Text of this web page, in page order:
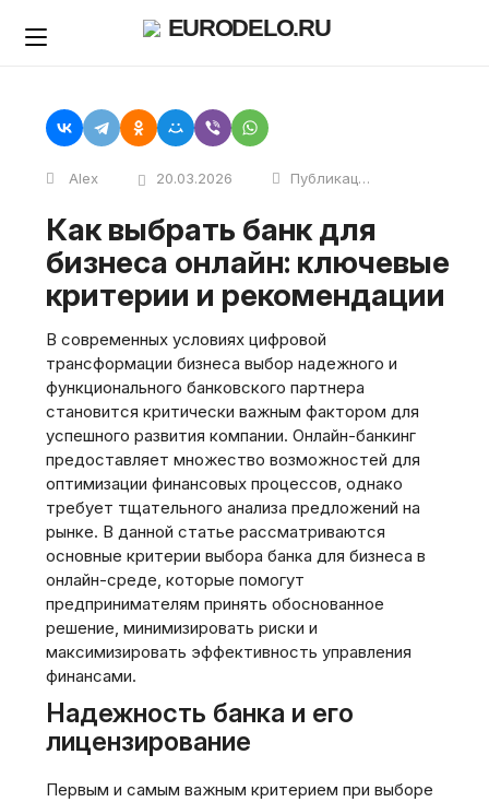
EURODELO.RU
Alex 20.03.2026 Публикации
Как выбрать банк для
бизнеса онлайн: ключевые
критерии и рекомендации
В современных условиях цифровой
трансформации бизнеса выбор надежного и
функционального банковского партнера
становится критически важным фактором для
успешного развития компании. Онлайн-банкинг
предоставляет множество возможностей для
оптимизации финансовых процессов, однако
требует тщательного анализа предложений на
рынке. В данной статье рассматриваются
основные критерии выбора банка для бизнеса в
онлайн-среде, которые помогут
предпринимателям принять обоснованное
решение, минимизировать риски и
максимизировать эффективность управления
финансами.
Надежность банка и его
лицензирование
Первым и самым важным критерием при выборе